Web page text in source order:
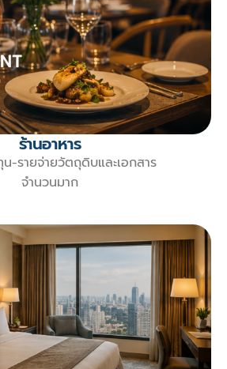
ร้านอาหาร
-รายจ่ายวัตถุดิบและเอกสาร
จำนวนมาก